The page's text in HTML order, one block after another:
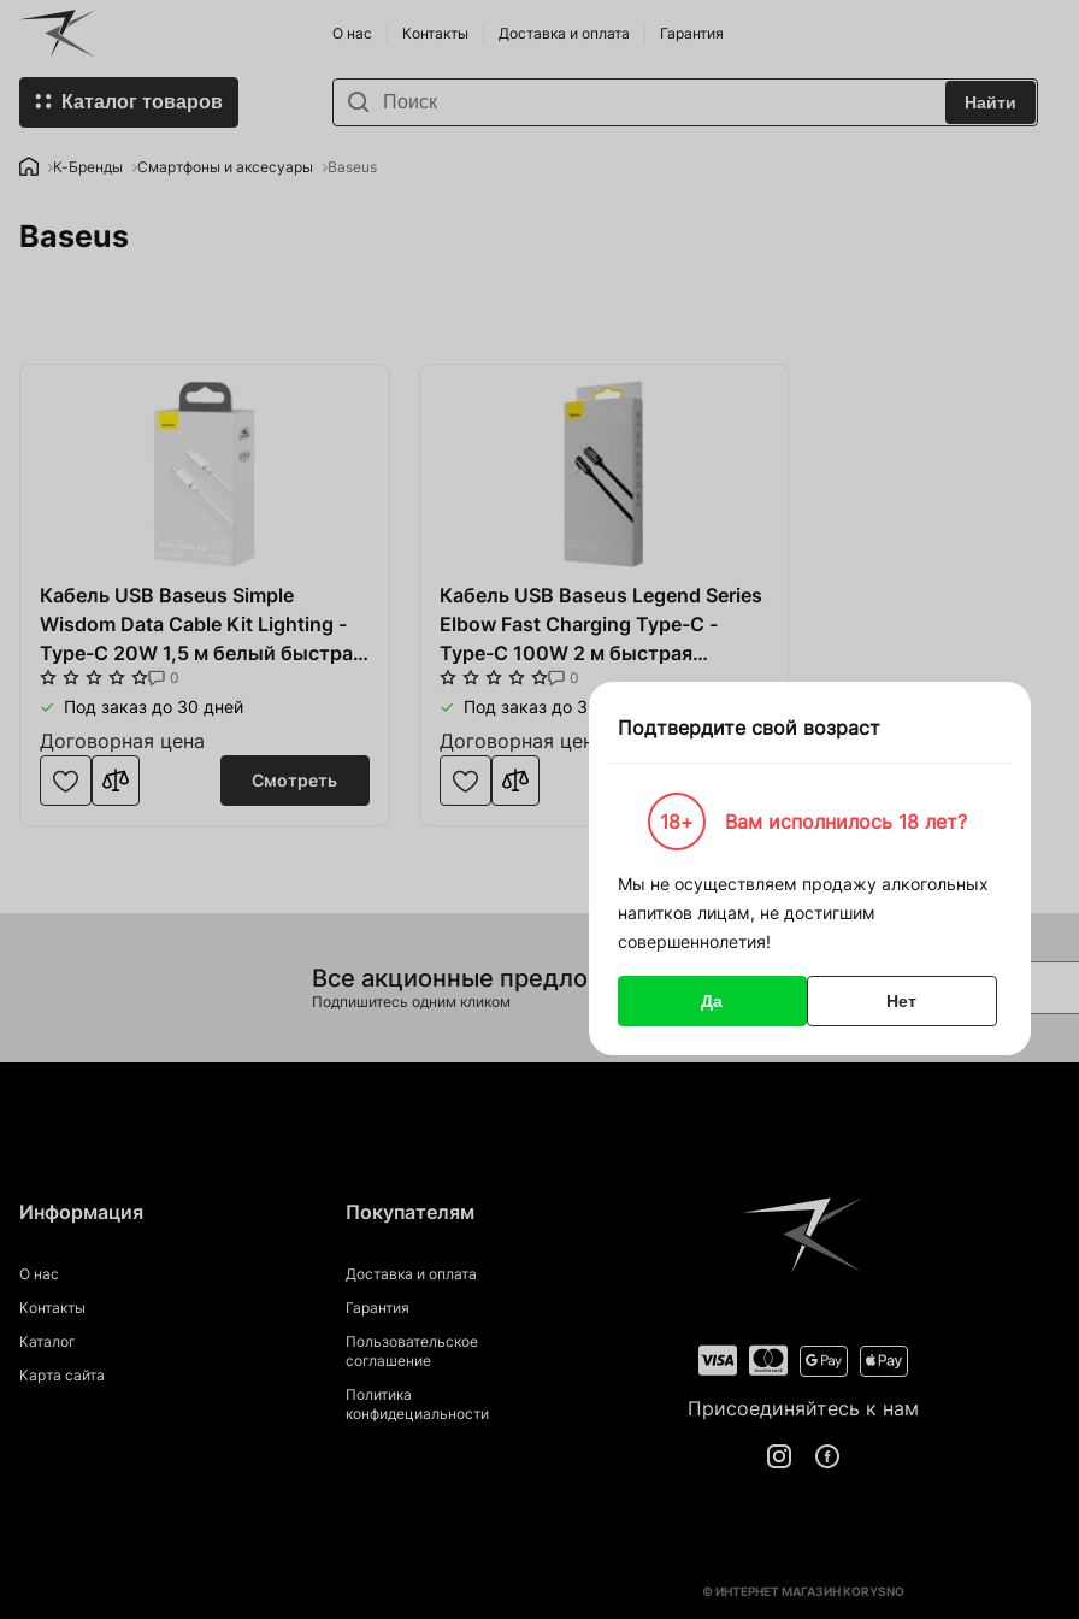
О нас Контакты Доставка и оплата Гарантия
Каталог товаров
К-Бренды
Хмеля и дрожжи
Смартфоны и аксесуары
Обувь, одежда и спорт
Катера и лодки
Солодовни
Изделия из дерева
Оборудование HoReCa
Тара и упаковка
комплектующие
Organic Farming
Мобильные гаджеты
Apple Service
Ингредиенты для Пива и Виски
Найти
К-Бренды Смартфоны и аксесуары Baseus
Baseus
Кабель USB Baseus Simple
Wisdom Data Cable Kit Lighting -
Type-C 20W 1,5 м белый быстрая
зарядка 2 шт 0
Под заказ до 30 дней
Договорная цена
Смотреть
Кабель USB Baseus Legend Series
Elbow Fast Charging Type-C -
Type-C 100W 2 м быстрая
зарядка - чёрный
0
Под заказ до 30 дней
Договорная цена
Все акционные предложения
Подпишитесь одним кликом
Присоединяйтесь к нам
Информация
О нас
Контакты
Каталог
Карта сайта
Покупателям
Доставка и оплата
Гарантия
Пользовательское
соглашение
Политика
конфидециальности
© ИНТЕРНЕТ МАГАЗИН KORYSNO
Подтвердите свой возраст
18+ Вам исполнилось 18 лет?
Мы не осуществляем продажу алкогольных
напитков лицам, не достигшим
совершеннолетия!
Да Нет
Товар добавлен в корзину
00 000 ₴
ВойтиЗарегистрироваться
Войти
Восстановить
Восстановить пароль
социальных сетей